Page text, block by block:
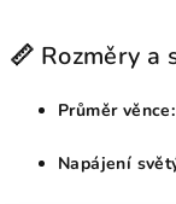
📏 Rozměry a
Průměr věnce:
Napájení